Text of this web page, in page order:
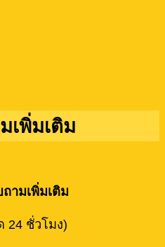
เพิ่มเติม
ามเพิ่มเติม
24 ชั่วโมง)